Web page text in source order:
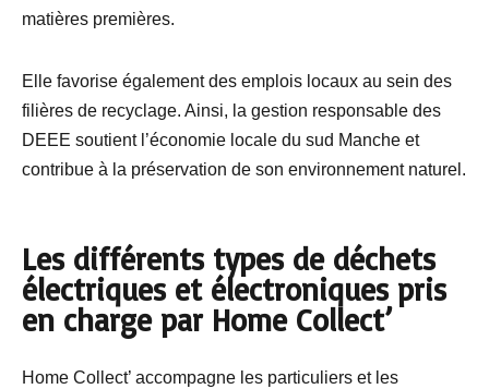
matières premières.
Elle favorise également des emplois locaux au sein des
filières de recyclage. Ainsi, la gestion responsable des
DEEE soutient l’économie locale du sud Manche et
contribue à la préservation de son environnement naturel.
Les différents types de déchets
électriques et électroniques pris
en charge par Home Collect’
Home Collect’ accompagne les particuliers et les